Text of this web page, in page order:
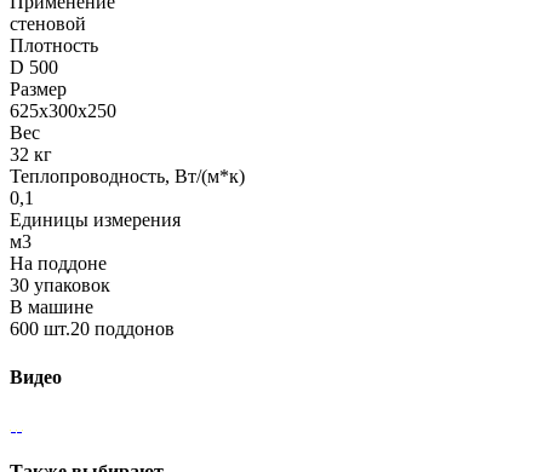
стеновой
Плотность
D 500
Размер
625х300х250
Вес
32 кг
Теплопроводность, Вт/(м*к)
0,1
Единицы измерения
м3
На поддоне
30 упаковок
В машине
600 шт.20 поддонов
Видео